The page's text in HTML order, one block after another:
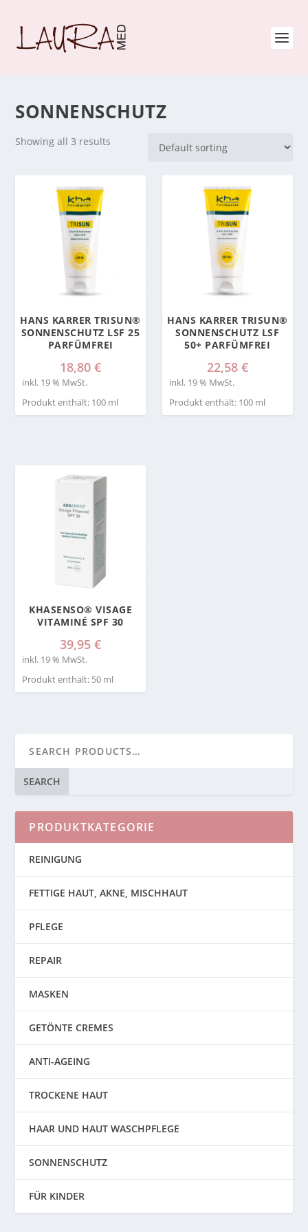
SONNENSCHUTZ
Showing all 3 results
HANS KARRER TRISUN®
SONNENSCHUTZ LSF 25
PARFÜMFREI
18,80€
inkl. 19 % MwSt.
Produkt enthält: 100 ml
HANS KARRER TRISUN®
SONNENSCHUTZ LSF
50+ PARFÜMFREI
22,58 €
inkl. 19 % MwSt.
Produkt enthält: 100 ml
KHASENSO® VISAGE
VITAMINÉ SPF 30
39,95€
inkl. 19 % MwSt.
Produkt enthält: 50 ml
SEARCH
PRODUKTKATEGORIE
REINIGUNG
FETTIGE HAUT, AKNE, MISCHHAUT
PFLEGE
REPAIR
MASKEN
GETÖNTE CREMES
ANTI-AGEING
TROCKENE HAUT
HAAR UND HAUT WASCHPFLEGE
SONNENSCHUTZ
FÜR KINDER